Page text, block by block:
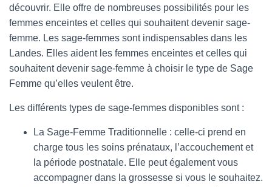
découvrir. Elle offre de nombreuses possibilités pour les
femmes enceintes et celles qui souhaitent devenir sage-
femme. Les sage-femmes sont indispensables dans les
Landes. Elles aident les femmes enceintes et celles qui
souhaitent devenir sage-femme à choisir le type de Sage
Femme qu’elles veulent être.
Les différents types de sage-femmes disponibles sont :
La Sage-Femme Traditionnelle : celle-ci prend en
charge tous les soins prénataux, l’accouchement et
la période postnatale. Elle peut également vous
accompagner dans la grossesse si vous le souhaitez.